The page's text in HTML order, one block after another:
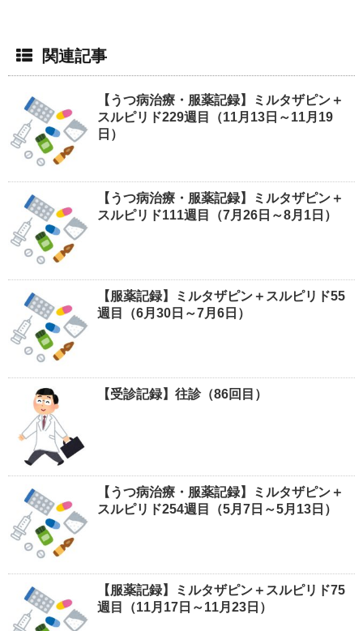
関連記事
【うつ病治療・服薬記録】ミルタザピン＋
スルピリド229週目（11月13日～11月19
日）
【うつ病治療・服薬記録】ミルタザピン＋
スルピリド111週目（7月26日～8月1日）
【服薬記録】ミルタザピン＋スルピリド55
週目（6月30日～7月6日）
【受診記録】往診（86回目）
【うつ病治療・服薬記録】ミルタザピン＋
スルピリド254週目（5月7日～5月13日）
【服薬記録】ミルタザピン＋スルピリド75
週目（11月17日～11月23日）